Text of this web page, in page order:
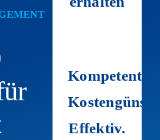
Kompetent.
Effektiv.